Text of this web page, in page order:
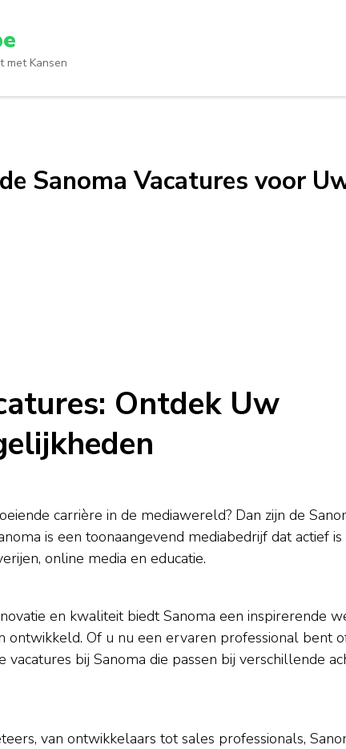
met Kansen
Sanoma Vacatures voor
Ontdek Uw
carrière in de mediawereld? Dan zijn de
is een toonaangevend mediabedrijf dat actief
online media en educatie.
en kwaliteit biedt Sanoma een inspirerende
Of u nu een ervaren professional bent
vacatures bij Sanoma die passen bij verschillende
van ontwikkelaars tot sales professionals,